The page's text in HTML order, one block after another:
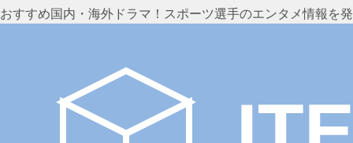
おすすめ国内・海外ドラマ！スポーツ選手のエンタメ情報を